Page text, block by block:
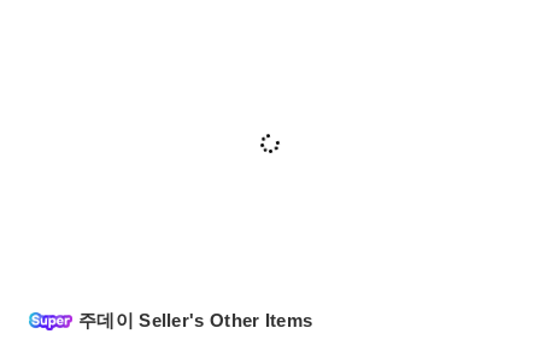
주데이 Seller's Other Items